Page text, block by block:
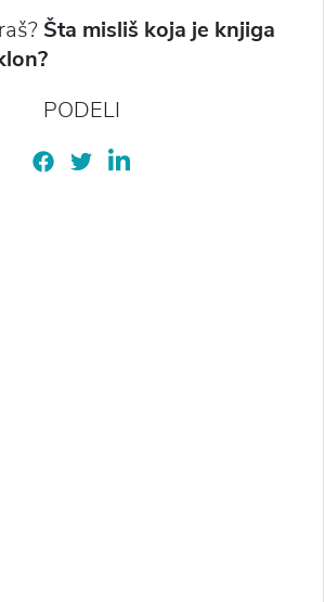
Šta misliš koja je knjiga
PODELI